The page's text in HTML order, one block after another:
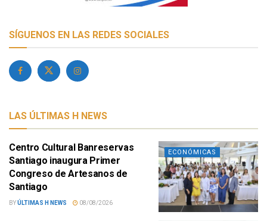
SÍGUENOS EN LAS REDES SOCIALES
LAS ÚLTIMAS H NEWS
ECONÓMICAS
Centro Cultural Banreservas
Santiago inaugura Primer
Congreso de Artesanos de
Santiago
BYÚLTIMAS H NEWS 08/08/2026